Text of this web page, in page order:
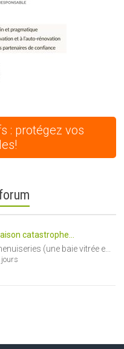
: protégez vos
catastrophe...
(une baie vitrée e...
jours